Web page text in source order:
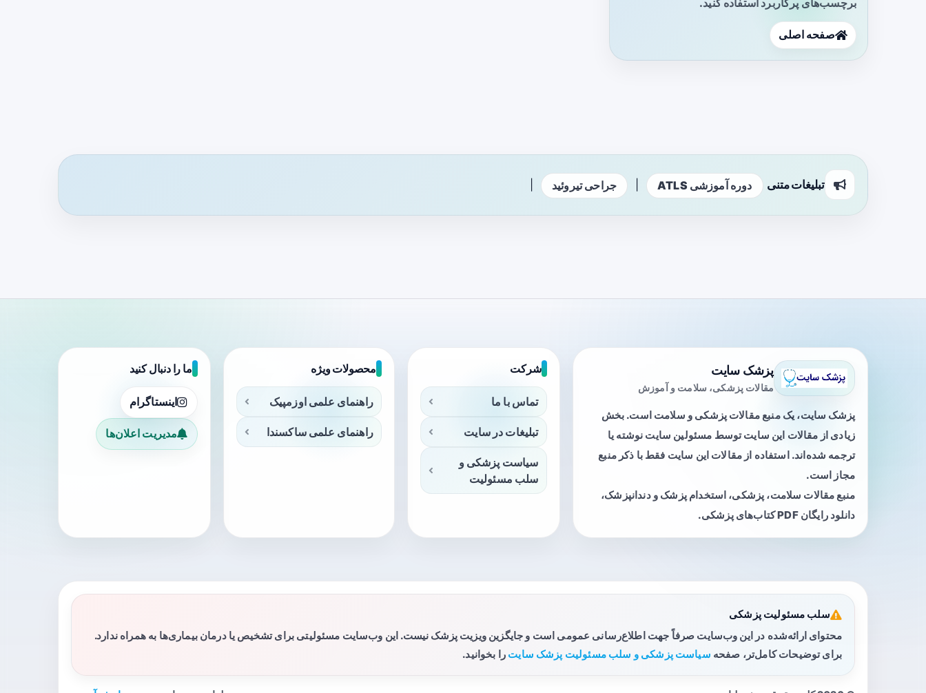
صفحه اصلی
تبلیغات متنی دوره آموزشی ATLS جراحی تیروئید
پزشک سایت
مقالات پزشکی، سلامت و آموزش
پزشک سایت، یک منبع مقالات پزشکی و سلامت است. بخش
زیادی از مقالات این سایت توسط مسئولین سایت نوشته یا
ترجمه شده‌اند. استفاده از مقالات این سایت فقط با ذکر منبع
مجاز است.
منبع مقالات سلامت، پزشکی، استخدام پزشک و دندانپزشک،
دانلود رایگان PDF کتاب‌های پزشکی.
شرکت
تماس با ما
تبلیغات در سایت
سیاست پزشکی و
سلب مسئولیت
محصولات ویژه
راهنمای علمی اوزمپیک
راهنمای علمی ساکسندا
ما را دنبال کنید
اینستاگرام
مدیریت اعلان‌ها
سلب مسئولیت پزشکی
محتوای ارائه‌شده در این وب‌سایت صرفاً جهت اطلاع‌رسانی عمومی است و جایگزین ویزیت پزشک نیست. این وب‌سایت مسئولیتی برای تشخیص یا درمان بیماری‌ها به همراه ندارد.
برای توضیحات کامل‌تر، صفحه سیاست پزشکی و سلب مسئولیت پزشک سایت را بخوانید.